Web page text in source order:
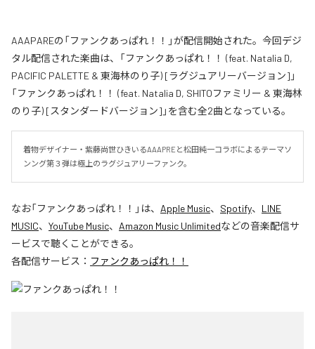
AAAPAREの「ファンクあっぱれ！！」が配信開始された。今回デジ
タル配信された楽曲は、「ファンクあっぱれ！！ (feat. Natalia D,
PACIFIC PALETTE & 東海林のり子) [ラグジュアリーバージョン]」
「ファンクあっぱれ！！ (feat. Natalia D, SHITOファミリー & 東海林
のり子) [スタンダードバージョン]」を含む全2曲となっている。
着物デザイナー・紫藤尚世ひきいるAAAPREと松田純一コラボによるテーマソ
ンング第３弾は極上のラグジュアリーファンク。
なお「ファンクあっぱれ！！ 」は、 Apple Music、 Spotify、 LINE
MUSIC、 YouTube Music、 Amazon Music Unlimitedなどの音楽配信サ
ービスで聴くことができる。
各配信サービス： ファンクあっぱれ！！